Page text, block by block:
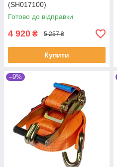
(SH017100)
Готово до відправки
4 920 ₴ 5 257 ₴
Купити
–9%